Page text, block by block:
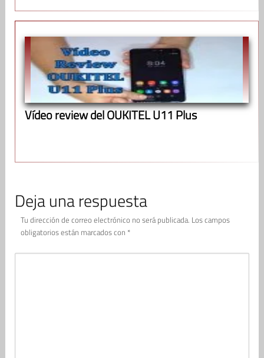
Vídeo review del OUKITEL U11 Plus
Deja una respuesta
Tu dirección de correo electrónico no será publicada. Los campos
obligatorios están marcados con *